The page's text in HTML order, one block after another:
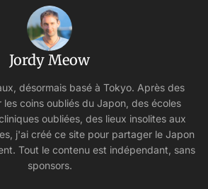
Jordy Meow
désormais basé à Tokyo. Après des
les coins oubliés du Japon, des écoles
oubliées, des lieux insolites aux
j'ai créé ce site pour partager le Japon
Tout le contenu est indépendant, sans
sponsors.